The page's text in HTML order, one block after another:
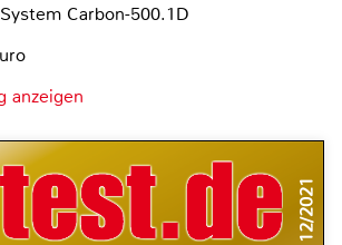
Carbon-500.1D
anzeigen
12/2021